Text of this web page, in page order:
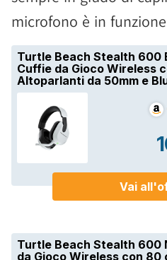
microfono è in